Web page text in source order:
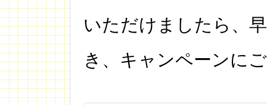
いただけましたら、
き、キャンペーンに